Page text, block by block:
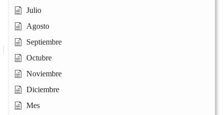
Julio
Agosto
Septiembre
Octubre
Noviembre
Diciembre
Mes